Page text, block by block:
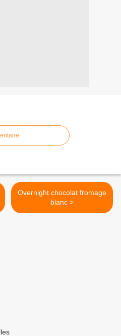
Overnight chocolat fromage
blanc >